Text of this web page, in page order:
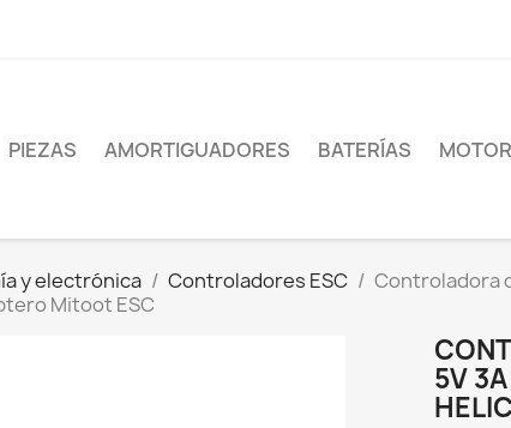
PIEZAS AMORTIGUADORES BATERÍAS
y electrónica Controladores ESC
Controladora
Mitoot ESC
5V